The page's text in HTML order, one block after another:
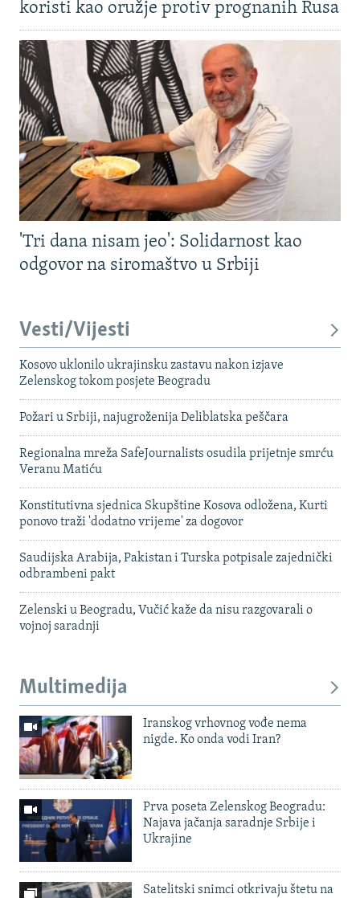
koristi kao oružje protiv prognanih Rusa
'Tri dana nisam jeo': Solidarnost kao
odgovor na siromaštvo u Srbiji
Vesti/Vijesti
Kosovo uklonilo ukrajinsku zastavu nakon izjave
Zelenskog tokom posjete Beogradu
Požari u Srbiji, najugroženija Deliblatska peščara
Regionalna mreža SafeJournalists osudila prijetnje smrću
Veranu Matiću
Konstitutivna sjednica Skupštine Kosova odložena, Kurti
ponovo traži 'dodatno vrijeme' za dogovor
Saudijska Arabija, Pakistan i Turska potpisale zajednički
odbrambeni pakt
Zelenski u Beogradu, Vučić kaže da nisu razgovarali o
vojnoj saradnji
Multimedija
Iranskog vrhovnog vođe nema
nigde. Ko onda vodi Iran?
Prva poseta Zelenskog Beogradu:
Najava jačanja saradnje Srbije i
Ukrajine
Satelitski snimci otkrivaju štetu na